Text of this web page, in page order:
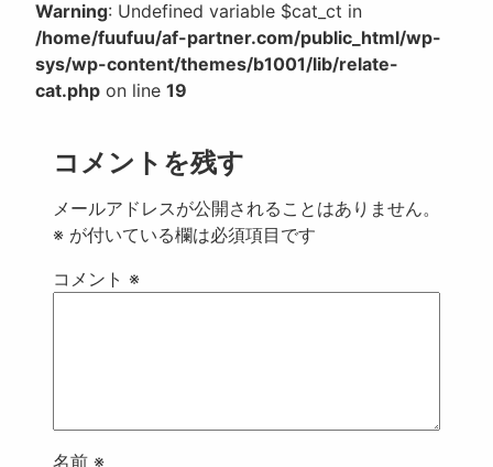
Warning: Undefined variable $cat_ct in
/home/fuufuu/af-partner.com/public_html/wp-
sys/wp-content/themes/b1001/lib/relate-
cat.php on line 19
コメントを残す
メールアドレスが公開されることはありません。
※ が付いている欄は必須項目です
コメント ※
名前 ※